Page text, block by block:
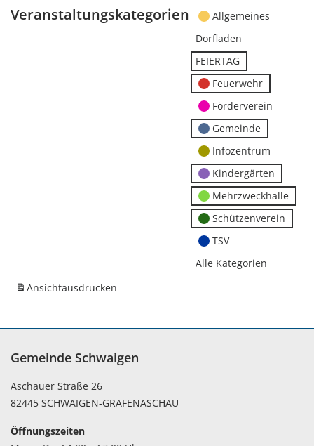
Veranstaltungskategorien
Allgemeines
Dorfladen
FEIERTAG
Feuerwehr
Förderverein
Gemeinde
Infozentrum
Kindergärten
Mehrzweckhalle
Schützenverein
TSV
Alle Kategorien
Ansichtausdrucken
Gemeinde Schwaigen
Aschauer Straße 26
82445 SCHWAIGEN-GRAFENASCHAU
Öffnungszeiten